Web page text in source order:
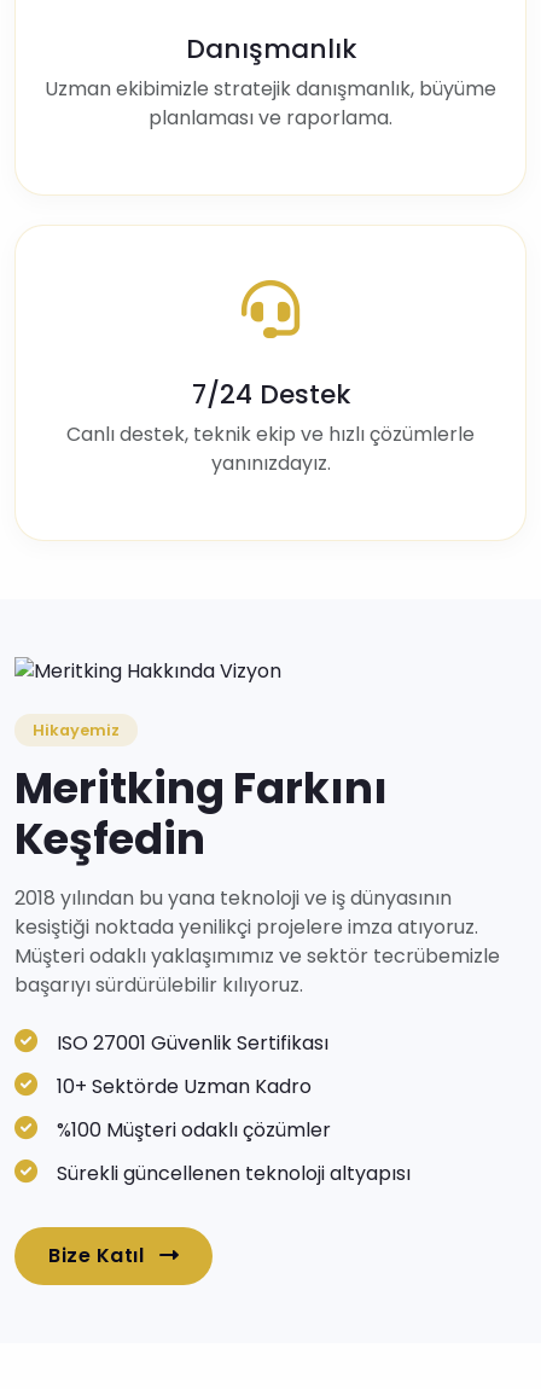
Danışmanlık
Uzman ekibimizle stratejik danışmanlık, büyüme
planlaması ve raporlama.
7/24 Destek
Canlı destek, teknik ekip ve hızlı çözümlerle
yanınızdayız.
Hikayemiz
Meritking Farkını
Keşfedin
2018 yılından bu yana teknoloji ve iş dünyasının
kesiştiği noktada yenilikçi projelere imza atıyoruz.
Müşteri odaklı yaklaşımımız ve sektör tecrübemizle
başarıyı sürdürülebilir kılıyoruz.
ISO 27001 Güvenlik Sertifikası
10+ Sektörde Uzman Kadro
%100 Müşteri odaklı çözümler
Sürekli güncellenen teknoloji altyapısı
Bize Katıl